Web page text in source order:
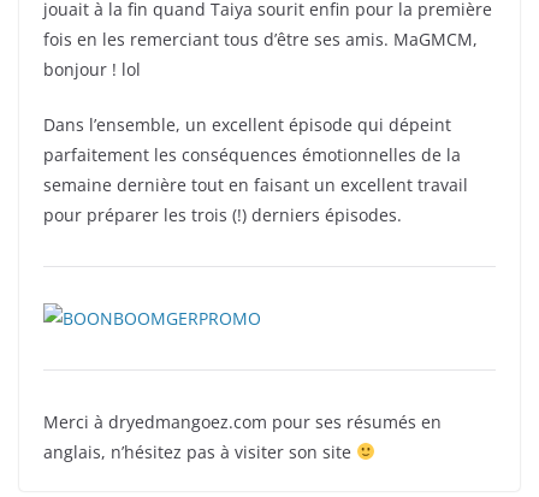
jouait à la fin quand Taiya sourit enfin pour la première
fois en les remerciant tous d’être ses amis. MaGMCM,
bonjour ! lol
Dans l’ensemble, un excellent épisode qui dépeint
parfaitement les conséquences émotionnelles de la
semaine dernière tout en faisant un excellent travail
pour préparer les trois (!) derniers épisodes.
Merci à dryedmangoez.com pour ses résumés en
anglais, n’hésitez pas à visiter son site